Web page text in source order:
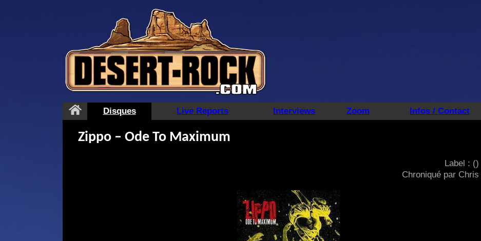
Disques Live Reports Interviews Zoom Infos / Contact
Zippo – Ode To Maximum
Label : ()
Chroniqué par Chris